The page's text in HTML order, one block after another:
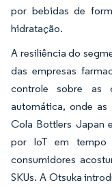
por bebidas de
hidratação.
A resiliência do
das empresas
controle sobre as
automática, onde as
Cola Bottlers Japan
por IoT em tempo
consumidores
SKUs. A Otsuka